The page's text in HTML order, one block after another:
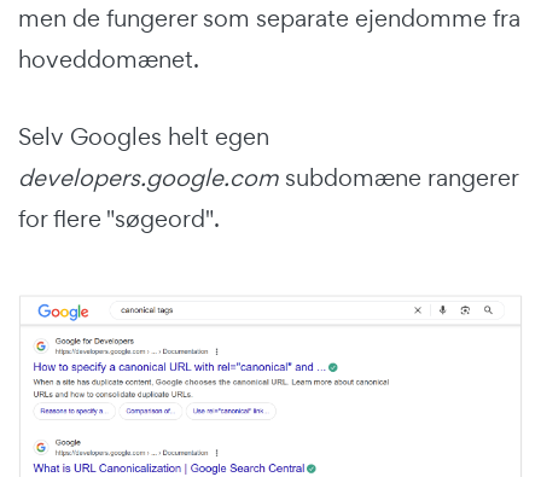
men de fungerer som separate ejendomme fra
hoveddomænet.
Selv Googles helt egen
developers.google.com subdomæne rangerer
for flere "søgeord".